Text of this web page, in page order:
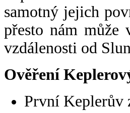
samotný jejich
přesto nám může
vzdálenosti od
Ověření
První Keplerův